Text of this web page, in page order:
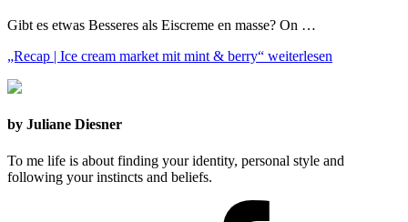
Gibt es etwas Besseres als Eiscreme en masse? On …
„Recap | Ice cream market mit mint & berry“ weiterlesen
by Juliane Diesner
To me life is about finding your identity, personal style and
following your instincts and beliefs.